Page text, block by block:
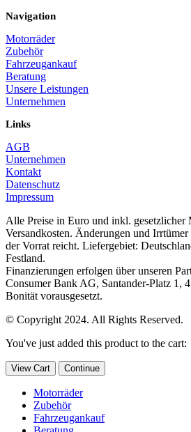
Navigation
Motorräder
Zubehör
Fahrzeugankauf
Beratung
Unsere Leistungen
Unternehmen
Links
AGB
Unternehmen
Kontakt
Datenschutz
Impressum
Alle Preise in Euro und inkl. gesetzlicher
Versandkosten. Änderungen und
der Vorrat reicht. Liefergebiet:
Festland.
Finanzierungen erfolgen über unseren
Consumer Bank AG, Santander-Platz 1,
Bonität vorausgesetzt.
© Copyright 2024. All Rights Reserved.
You've just added this product to the cart:
View Cart Continue
Motorräder
Zubehör
Fahrzeugankauf